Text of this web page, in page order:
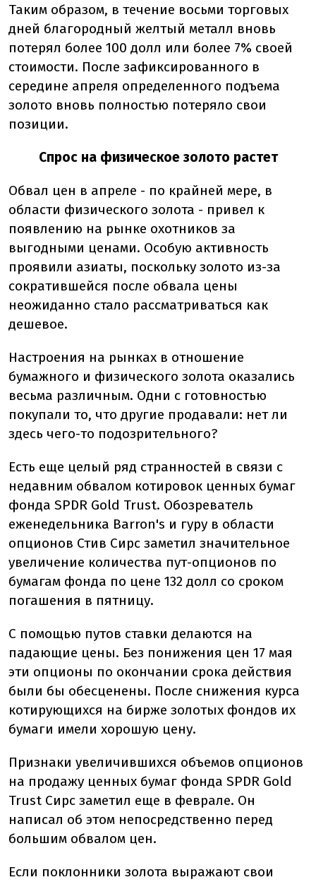
Таким образом, в течение восьми торговых
дней благородный желтый металл вновь
потерял более 100 долл или более 7% своей
стоимости. После зафиксированного в
середине апреля определенного подъема
золото вновь полностью потеряло свои
позиции.
Спрос на физическое золото растет
Обвал цен в апреле - по крайней мере, в
области физического золота - привел к
появлению на рынке охотников за
выгодными ценами. Особую активность
проявили азиаты, поскольку золото из-за
сократившейся после обвала цены
неожиданно стало рассматриваться как
дешевое.
Настроения на рынках в отношение
бумажного и физического золота оказались
весьма различным. Одни с готовностью
покупали то, что другие продавали: нет ли
здесь чего-то подозрительного?
Есть еще целый ряд странностей в связи с
недавним обвалом котировок ценных бумаг
фонда SPDR Gold Trust. Обозреватель
еженедельника Barron's и гуру в области
опционов Стив Сирс заметил значительное
увеличение количества пут-опционов по
бумагам фонда по цене 132 долл со сроком
погашения в пятницу.
С помощью путов ставки делаются на
падающие цены. Без понижения цен 17 мая
эти опционы по окончании срока действия
были бы обесценены. После снижения курса
котирующихся на бирже золотых фондов их
бумаги имели хорошую цену.
Признаки увеличившихся объемов опционов
на продажу ценных бумаг фонда SPDR Gold
Trust Сирс заметил еще в феврале. Он
написал об этом непосредственно перед
большим обвалом цен.
Если поклонники золота выражают свои